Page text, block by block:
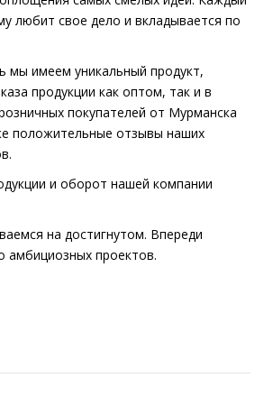
любит свое дело и вкладывается по
мы имеем уникальный продукт,
продукции как оптом, так и в
покупателей от Мурманска
положительные отзывы наших
и оборот нашей компании
на достигнутом. Впереди
амбициозных проектов.